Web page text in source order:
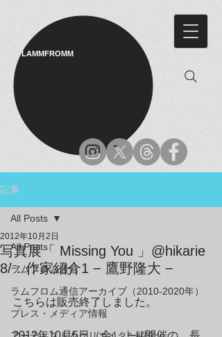
LAMMFROMM​
記事
All Posts
ラムフロム通信
ラムフロム通信アーカイブ（2010-2020年）
プレス・メディア情報
All Posts
写真展「 Missing You 」@hikarie
8/：作家紹介1 − 鷹野隆大 −
2012年10月2日
こちらは販売終了しました。